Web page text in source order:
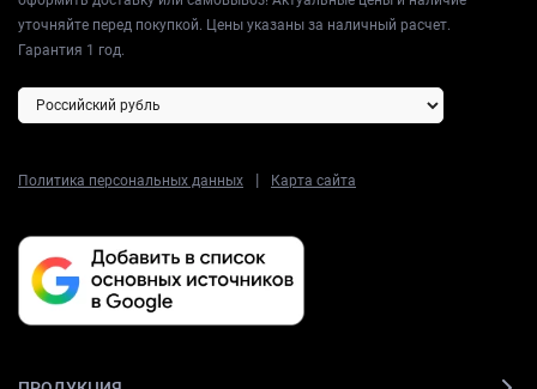
уточняйте перед покупкой. Цены указаны за наличный расчет.
Гарантия 1 год.
Политика персональных данных | Карта сайта